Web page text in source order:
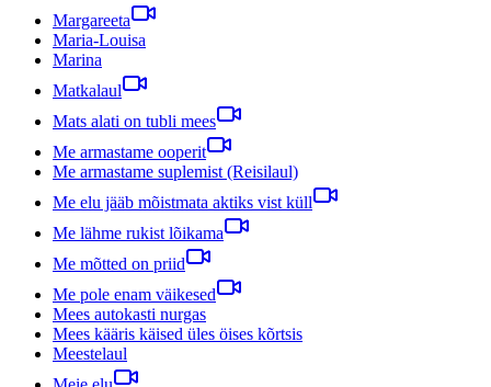
Margareeta
Maria-Louisa
Marina
Matkalaul
Mats alati on tubli mees
Me armastame ooperit
Me armastame suplemist (Reisilaul)
Me elu jääb mõistmata aktiks vist küll
Me lähme rukist lõikama
Me mõtted on priid
Me pole enam väikesed
Mees autokasti nurgas
Mees kääris käised üles öises kõrtsis
Meestelaul